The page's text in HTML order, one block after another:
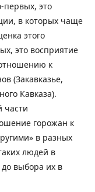
первых, это
в которых чаще
этого
это восприятие
к
(Закавказье,
Кавказа).
части
горожан к
в разных
людей в
до выбора их в